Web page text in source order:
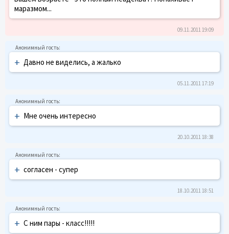
маразмом...
09.11.2011 19:09
+ Давно не виделись, а жалько
05.11.2011 17:19
+ Мне очень интересно
20.10.2011 18:38
+ согласен - супер
18.10.2011 18:51
+ С ним пары - класс!!!!!